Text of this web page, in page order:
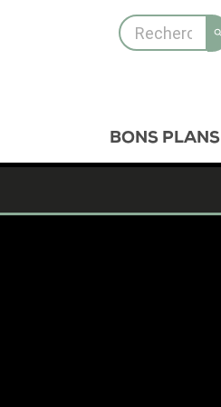
BONS PLANS